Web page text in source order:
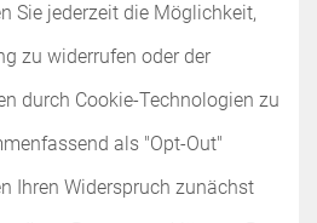
Sie jederzeit die Möglichkeit,
zu widerrufen oder der
durch Cookie-Technologien zu
als "Opt-Out"
Ihren Widerspruch zunächst